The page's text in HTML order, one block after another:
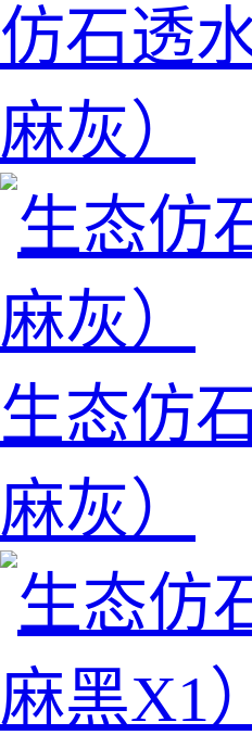
仿石透
麻灰）
生态仿
麻灰）